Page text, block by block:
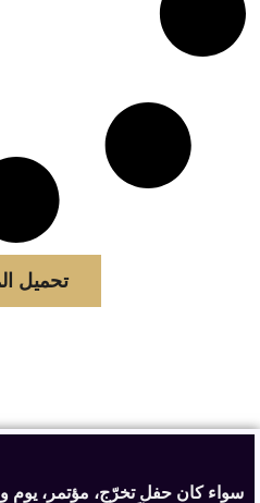
تحميل
سواء كان حفل تخرّج، مؤتمر،